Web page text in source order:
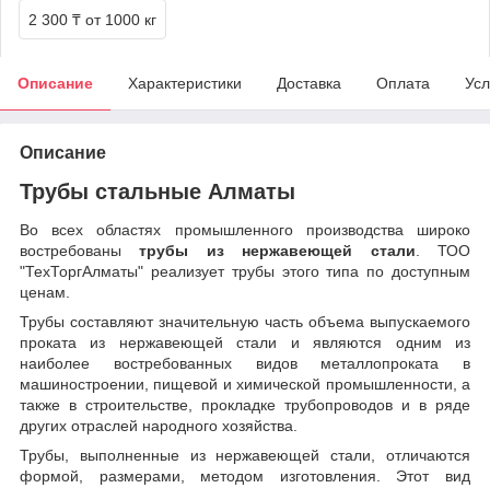
2 300 ₸ от 1000 кг
Описание Характеристики Доставка Оплата
Описание
Трубы стальные Алматы
Во всех областях промышленного производства широко
востребованытрубы из нержавеющей стали. ТОО
"ТехТоргАлматы" реализует трубы этого типа по доступным
ценам.
Трубы составляют значительную часть объема выпускаемого
проката из нержавеющей стали и являются одним из
наиболее востребованных видов металлопроката в
машиностроении, пищевой и химической промышленности, а
также в строительстве, прокладке трубопроводов и в ряде
других отраслей народного хозяйства.
Трубы, выполненные из нержавеющей стали, отличаются
формой, размерами, методом изготовления. Этот вид